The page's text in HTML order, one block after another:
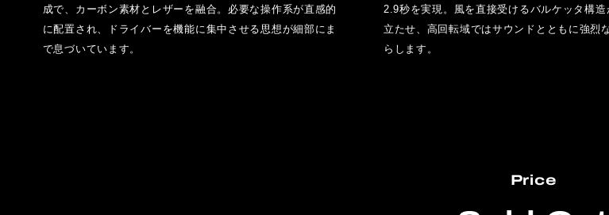
成で、カーボン素材とレザーを融合。必要な操作系が直感的
に配置され、ドライバーを機能に集中させる思想が細部にま
で息づいています。
2.9秒を実現。風を直接受けるバルケッタ構
立たせ、高回転域ではサウンドとともに強烈
らします。
Price